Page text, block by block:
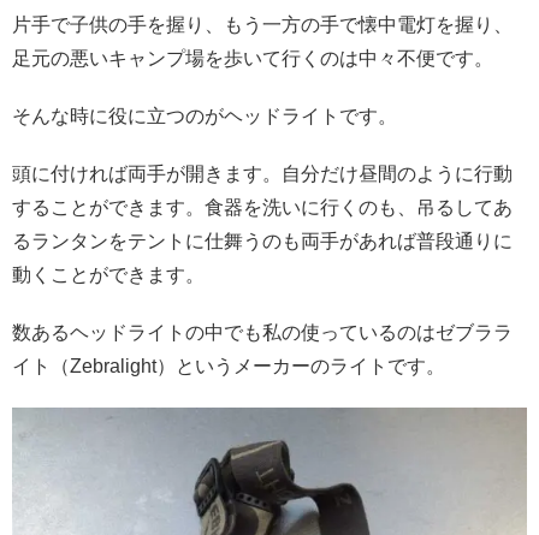
片手で子供の手を握り、もう一方の手で懐中電灯を握り、
足元の悪いキャンプ場を歩いて行くのは中々不便です。
そんな時に役に立つのがヘッドライトです。
頭に付ければ両手が開きます。自分だけ昼間のように行動
することができます。 食器を洗いに行くのも、吊るしてあ
るランタンをテントに仕舞うのも両手があれば普段通りに
動くことができます。
数あるヘッドライトの中でも私の使っているのはゼブララ
イト（Zebralight）というメーカーのライトです。